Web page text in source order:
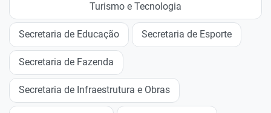
Turismo e Tecnologia
Secretaria de Educação Secretaria de Esporte
Secretaria de Fazenda
Secretaria de Infraestrutura e Obras